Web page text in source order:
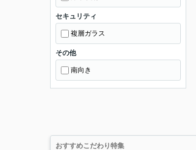
セキュリティ
複層ガラス
その他
南向き
おすすめこだわり特集